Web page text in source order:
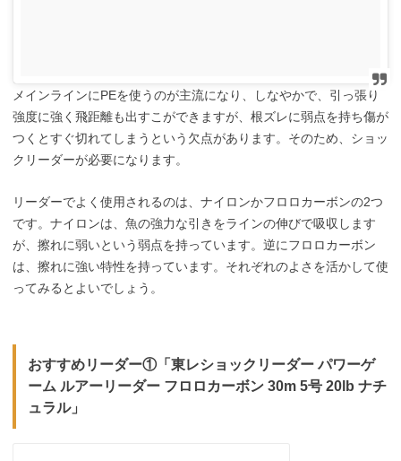
メインラインにPEを使うのが主流になり、しなやかで、引っ張り
強度に強く飛距離も出すこができますが、根ズレに弱点を持ち傷が
つくとすぐ切れてしまうという欠点があります。そのため、ショッ
クリーダーが必要になります。
リーダーでよく使用されるのは、ナイロンかフロロカーボンの2つ
です。ナイロンは、魚の強力な引きをラインの伸びで吸収します
が、擦れに弱いという弱点を持っています。逆にフロロカーボン
は、擦れに強い特性を持っています。それぞれのよさを活かして使
ってみるとよいでしょう。
おすすめリーダー①「東レショックリーダー パワーゲ
ーム ルアーリーダー フロロカーボン 30m 5号 20lb ナチ
ュラル」